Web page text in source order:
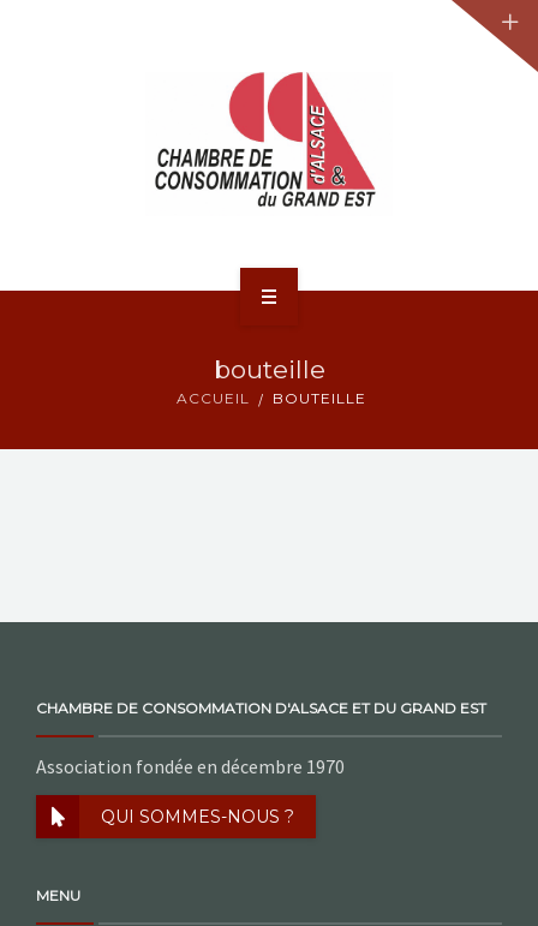
bouteille
ACCUEIL BOUTEILLE
CHAMBRE DE CONSOMMATION D'ALSACE ET DU GRAND EST
Association fondée en décembre 1970
QUI SOMMES-NOUS ?
MENU